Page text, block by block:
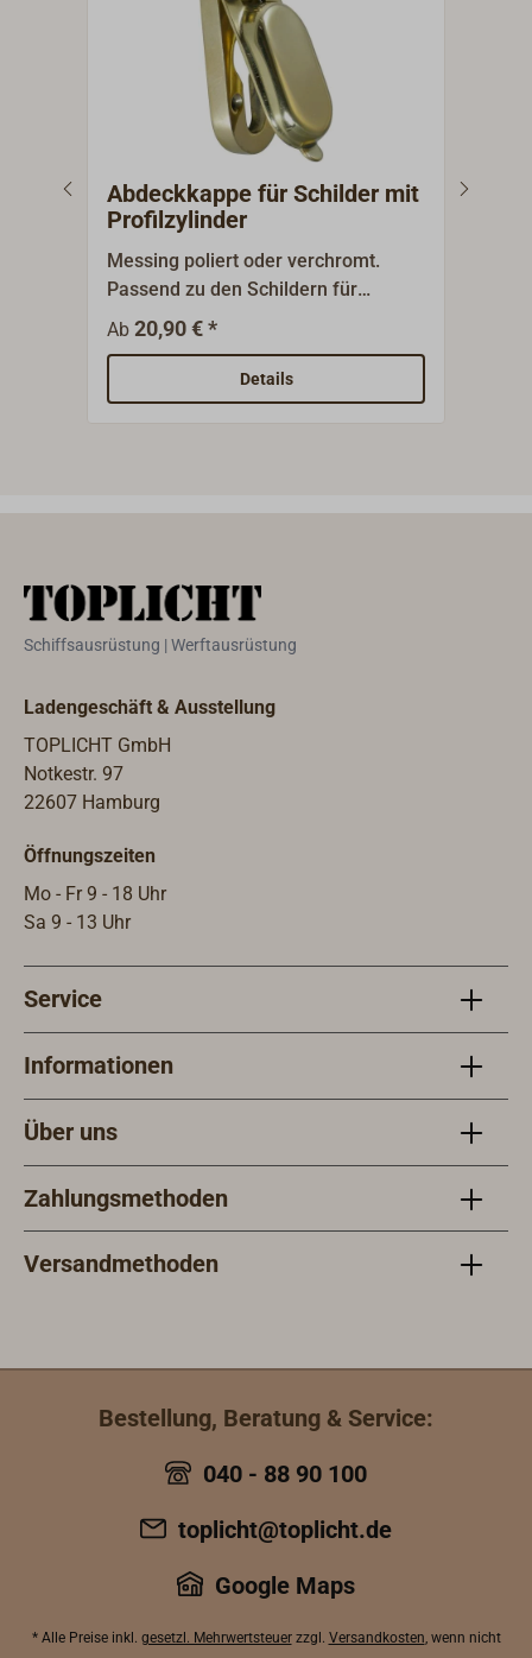
Abdeckkappe für Schilder mit
Profilzylinder
Messing poliert oder verchromt.
Passend zu den Schildern für
Schiffsschlösser.
Ab20,90 € *
Details
Schiffsausrüstung | Werftausrüstung
Ladengeschäft & Ausstellung
TOPLICHT GmbH
Notkestr. 97
22607 Hamburg
Öffnungszeiten
Mo - Fr 9 - 18 Uhr
Sa 9 - 13 Uhr
Service
Informationen
Über uns
Zahlungsmethoden
Versandmethoden
Bestellung, Beratung & Service:
040 - 88 90 100
toplicht@toplicht.de
Google Maps
* Alle Preise inkl. gesetzl. Mehrwertsteuerzzgl. Versandkosten, wenn nicht